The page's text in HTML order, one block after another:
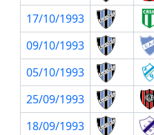
17/10/1993
09/10/1993
05/10/1993
25/09/1993
18/09/1993